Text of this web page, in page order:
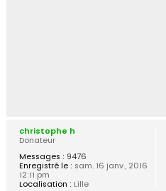
christophe h
Donateur
Messages : 9476
Enregistré le : sam. 16 janv., 2016
12:11 pm
Localisation : Lille